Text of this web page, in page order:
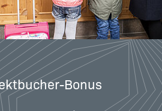
Bonus